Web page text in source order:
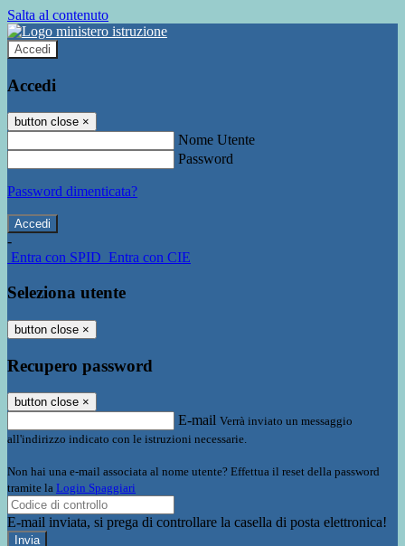
Salta al contenuto
Accedi
Accedi
button close ×
Nome Utente
Password
Password dimenticata?
-
Entra con SPID Entra con CIE
Seleziona utente
button close ×
Recupero password
button close ×
E-mail Verrà inviato un messaggio
all'indirizzo indicato con le istruzioni necessarie.
Non hai una e-mail associata al nome utente? Effettua il reset della password
tramite la Login Spaggiari
E-mail inviata, si prega di controllare la casella di posta elettronica!